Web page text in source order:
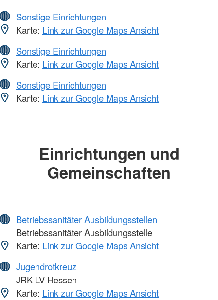
Sonstige Einrichtungen
Karte: Link zur Google Maps Ansicht
Sonstige Einrichtungen
Karte: Link zur Google Maps Ansicht
Sonstige Einrichtungen
Karte: Link zur Google Maps Ansicht
Einrichtungen und
Gemeinschaften
Betriebssanitäter Ausbildungsstellen
Betriebssanitäter Ausbildungsstelle
Karte: Link zur Google Maps Ansicht
Jugendrotkreuz
JRK LV Hessen
Karte: Link zur Google Maps Ansicht